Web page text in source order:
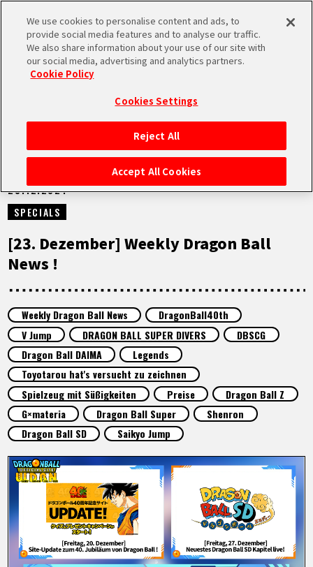
MEN
STARTSEITE
NEUES
HIGHLIGHTS
SPECIALS
INFOS
LANGUAGE
JP
EN FR DE ES
NEUES
23.12.2024
SPECIALS
[23. Dezember] Weekly Dragon Ball
News !
Weekly Dragon Ball News
DragonBall40th
V Jump
DRAGON BALL SUPER DIVERS
DBSCG
Dragon Ball DAIMA
Legends
Toyotarou hat's versucht zu zeichnen
Spielzeug mit Süßigkeiten
Preise
Dragon Ball Z
G×materia
Dragon Ball Super
Shenron
Dragon Ball SD
Saikyo Jump
We use cookies to personalise content and ads, to
provide social media features and to analyse our traffic.
We also share information about your use of our site with
our social media, advertising and analytics partners.
Cookie Policy
Cookies Settings
Reject All
Accept All Cookies